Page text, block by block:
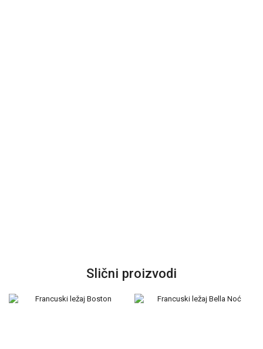
Slični proizvodi